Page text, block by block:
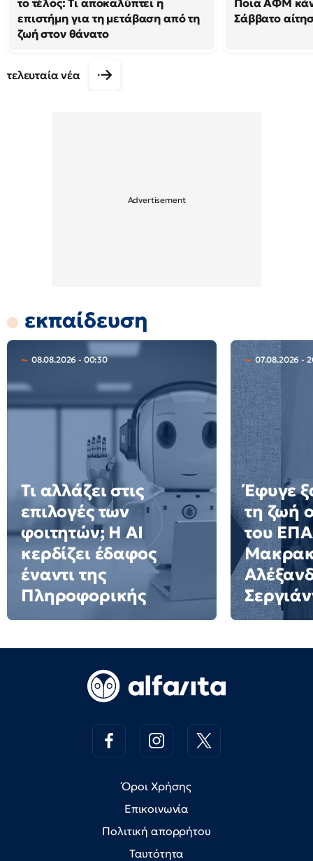
το τέλος: Τι αποκαλύπτει η
επιστήμη για τη μετάβαση από τη
ζωή στον θάνατο
Ποια ΑΦΜ
Σάββατο
τελευταία νέα
εκπαίδευση
08.08.2026 - 00:30
Τι αλλάζει στις
επιλογές των
φοιτητών; Η AI
κερδίζει έδαφος
έναντι της
Πληροφορικής
07.08.2026 -
Έφυγε
τη ζωή
του
Όροι Χρήσης
Επικοινωνία
Πολιτική απορρήτου
Ταυτότητα